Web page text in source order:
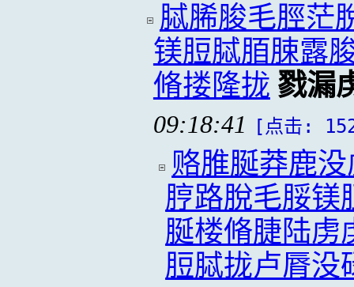
脦脪脧毛脛茫
镁脰脦脜脨露
脩搂隆拢 戮漏
09:18:41 [点击:
赂脽脠莽鹿
脝路脫毛脮镁
脠楼脩脻陆虏
脰脦拢卢脣没